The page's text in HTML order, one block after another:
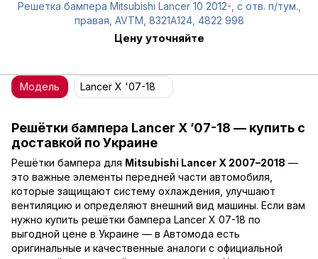
Решетка бампера Mitsubishi Lancer 10 2012-, с отв. п/тум.,
правая, AVTM, 8321A124, 4822 998
Цену уточняйте
Решётки бампера Lancer X ’07-18 — купить с
доставкой по Украине
Решётки бампера для Mitsubishi Lancer X 2007–2018 —
это важные элементы передней части автомобиля,
которые защищают систему охлаждения, улучшают
вентиляцию и определяют внешний вид машины. Если вам
нужно купить решётки бампера Lancer X 07-18 по
выгодной цене в Украине — в Автомода есть
оригинальные и качественные аналоги с официальной
Модель Lancer X '07-18